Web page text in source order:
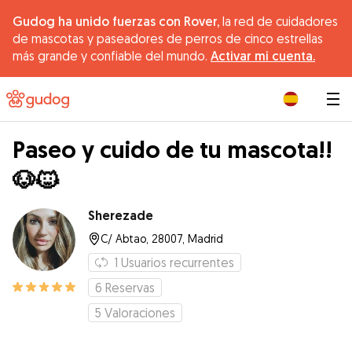
Gudog ha unido fuerzas con Rover, la red de cuidadores
de mascotas y paseadores de perros de cinco estrellas
más grande y confiable del mundo. Activar mi cuenta.
Paseo y cuido de tu mascota!!
🐶🐱
Sherezade
C/ Abtao, 28007, Madrid
1 Usuarios recurrentes
6 Reservas
5 Valoraciones